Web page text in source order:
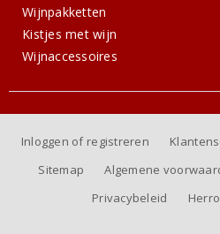
Wijnpakketten
Kistjes met wijn
Wijnaccessoires
Inloggen of registreren
Sitemap
Algemene
Privacybeleid